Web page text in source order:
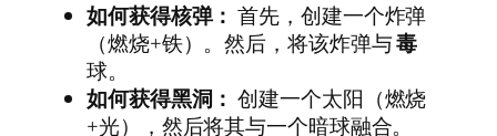
如何获得核弹： 首先，创建一个炸弹
（燃烧+铁）。然后，将该炸弹与毒
球。
如何获得黑洞： 创建一个太阳（燃烧
+光），然后将其与一个暗球融合。